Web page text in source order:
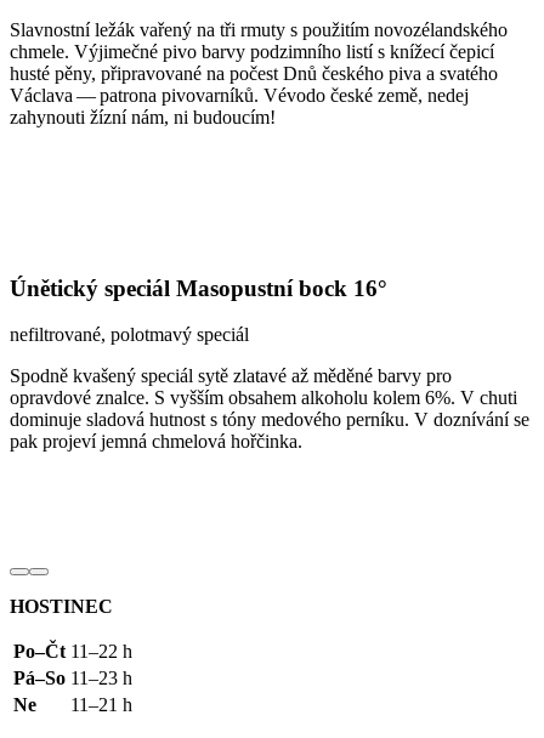
Slavnostní ležák vařený na tři rmuty s použitím novozélandského
chmele. Výjimečné pivo barvy podzimního listí s knížecí čepicí
husté pěny, připravované na počest Dnů českého piva a svatého
Václava — patrona pivovarníků. Vévodo české země, nedej
zahynouti žízní nám, ni budoucím!
Únětický speciál Masopustní bock 16°
nefiltrované, polotmavý speciál
Spodně kvašený speciál sytě zlatavé až měděné barvy pro
opravdové znalce. S vyšším obsahem alkoholu kolem 6%. V chuti
dominuje sladová hutnost s tóny medového perníku. V doznívání se
pak projeví jemná chmelová hořčinka.
HOSTINEC
Po–Čt 11–22 h
Pá–So 11–23 h
Ne
11–21 h